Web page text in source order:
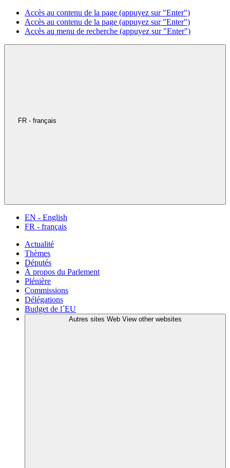
Accès au contenu de la page (appuyez sur "Enter")
Accès au contenu de la page (appuyez sur "Enter")
Accès au menu de recherche (appuyez sur "Enter")
FR - français
EN - English
FR - français
Actualité
Thèmes
Députés
À propos du Parlement
Plénière
Commissions
Délégations
Budget de l´EU
Autres sites Web View other websites